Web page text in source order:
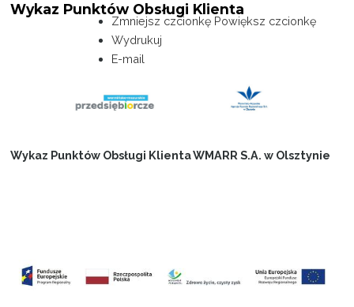
Pożyczki
Kontakt
Wykaz Punktów Obsługi Klienta
Zmniejsz czcionkę Powiększ czcionkę
Wydrukuj
E-mail
Wykaz Punktów Obsługi Klienta WMARR S.A. w Olsztynie